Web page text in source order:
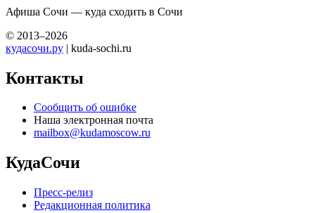
Афиша Сочи — куда сходить в Сочи
© 2013–2026
кудасочи.ру | kuda-sochi.ru
Контакты
Сообщить об ошибке
Наша электронная почта
mailbox@kudamoscow.ru
КудаСочи
Пресс-релиз
Редакционная политика